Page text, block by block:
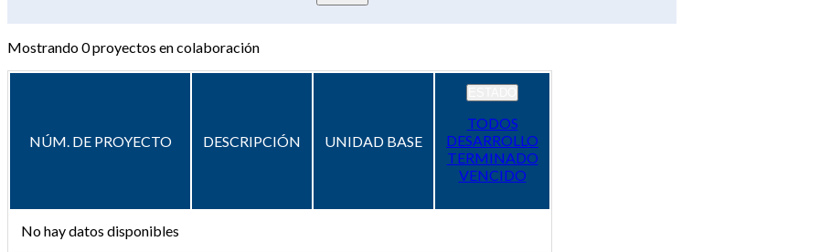
Mostrando0proyectos en colaboración
NÚM. DE PROYECTO DESCRIPCIÓN UNIDAD BASE
TODOS
DESARROLLO
TERMINADO
VENCIDO
No hay datos disponibles